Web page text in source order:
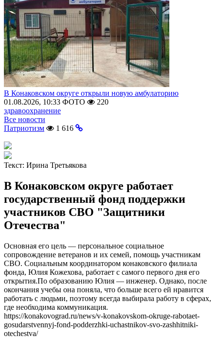
В Конаковском округе открыли новую амбулаторию
01.08.2026, 10:33 ФОТО
220
здравоохранение
Все новости
Патриотизм
1 616
Текст: Ирина Третьякова
В Конаковском округе работает
государственный фонд поддержки
участников СВО "Защитники
Отечества"
Основная его цель — персональное социальное
сопровождение ветеранов и их семей, помощь участникам
СВО. Социальным координатором конаковского филиала
фонда, Юлия Кожехова, работает с самого первого дня его
открытия.По образованию Юлия — инженер. Однако, после
окончания учебы она поняла, что больше всего ей нравится
работать с людьми, поэтому всегда выбирала работу в сферах,
где необходима коммуникация.
https://konakovograd.ru/news/v-konakovskom-okruge-rabotaet-
gosudarstvennyj-fond-podderzhki-uchastnikov-svo-zashhitniki-
otechestva/